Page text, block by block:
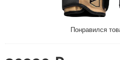
Понравился